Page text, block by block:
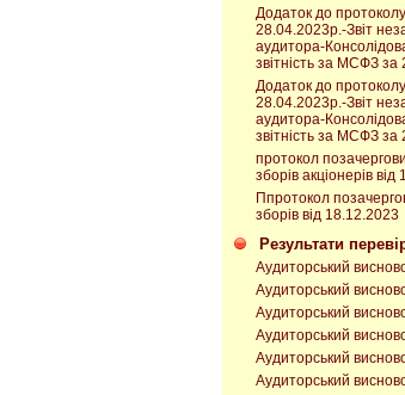
Додаток до
28.04.2023р.-Звіт
аудитора-
звітність за МСФЗ за
Додаток до
28.04.2023р.-Звіт
аудитора-
звітність за МСФЗ за
протокол
зборів акціонерів
Ппротокол
зборів від 18.12.2023
Результати
Аудиторський
Аудиторський
Аудиторський
Аудиторський
Аудиторський
Аудиторський